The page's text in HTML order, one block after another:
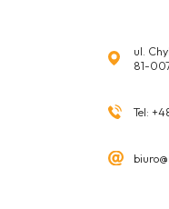
ul.
81-
Tel: